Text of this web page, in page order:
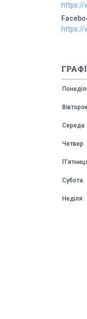
https://
https://
Вівторок
Середа
Четвер
Субота
Неділя